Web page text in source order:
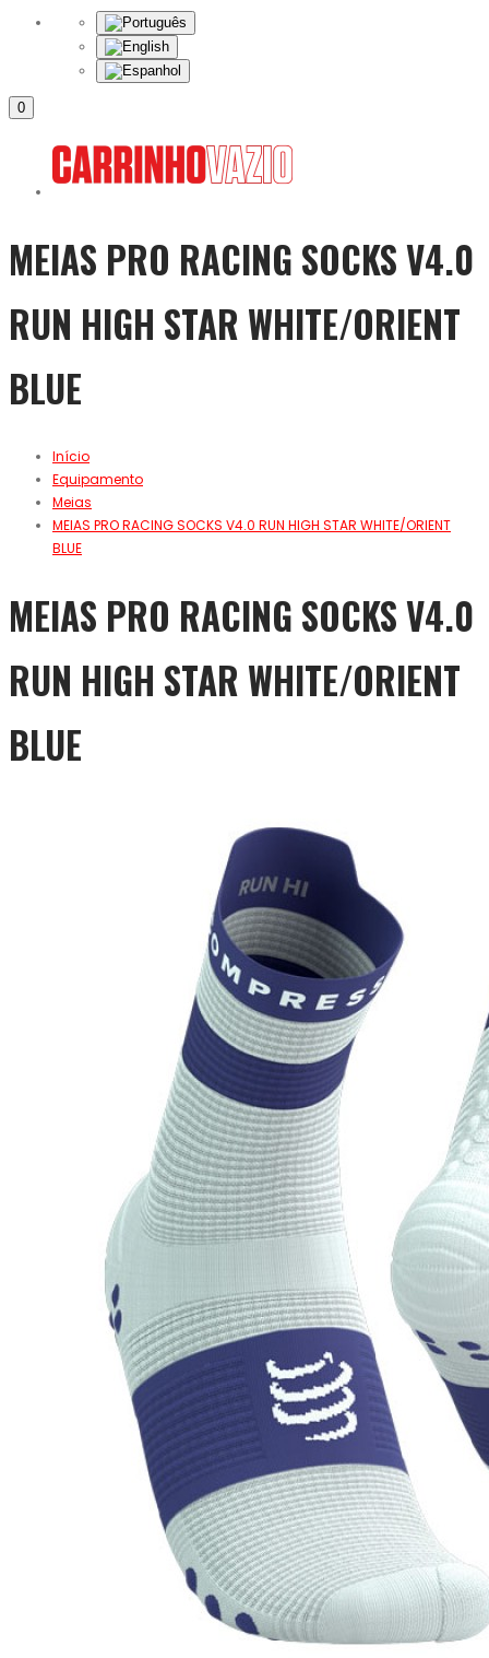
0
MEIAS PRO RACING SOCKS V4.0
RUN HIGH STAR WHITE/ORIENT
BLUE
Início
Equipamento
Meias
MEIAS PRO RACING SOCKS V4.0 RUN HIGH STAR WHITE/ORIENT
BLUE
MEIAS PRO RACING SOCKS V4.0
RUN HIGH STAR WHITE/ORIENT
BLUE